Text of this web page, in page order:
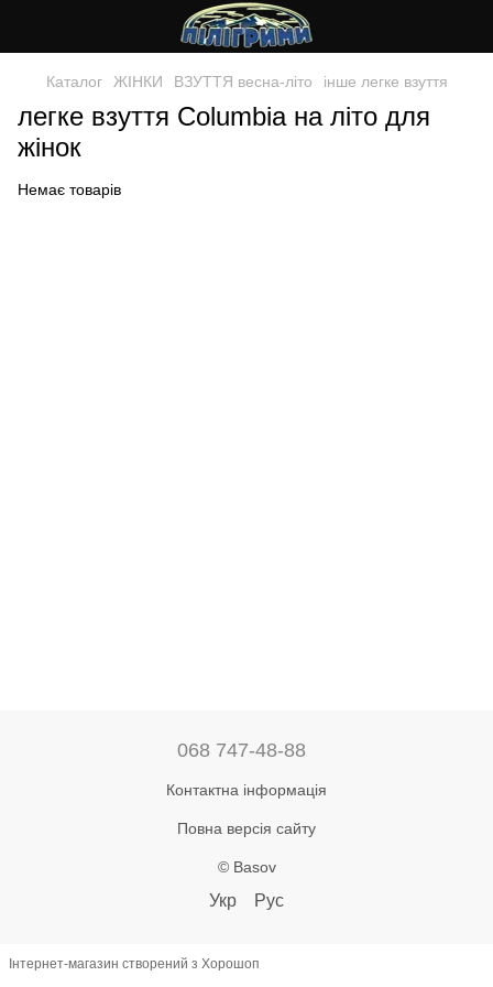
Каталог ЖIНКИ ВЗУТТЯ весна-лiто інше легке взуття
легке взуття Columbia на літо для
жінок
Немає товарів
068 747-48-88
Контактна інформація
Повна версія сайту
© Basov
Укр Рус
Інтернет-магазин створений з Хорошоп